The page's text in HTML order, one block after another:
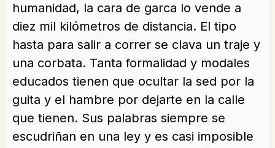
humanidad, la cara de garca lo vende a
diez mil kilómetros de distancia. El tipo
hasta para salir a correr se clava un traje y
una corbata. Tanta formalidad y modales
educados tienen que ocultar la sed por la
guita y el hambre por dejarte en la calle
que tienen. Sus palabras siempre se
escudriñan en una ley y es casi imposible